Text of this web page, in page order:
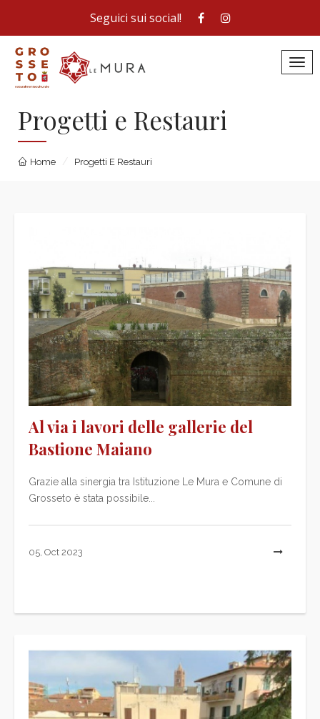
Seguici sui social!
Progetti e Restauri
Home Progetti E Restauri
Al via i lavori delle gallerie del
Bastione Maiano
Grazie alla sinergia tra Istituzione Le Mura e Comune di
Grosseto è stata possibile...
05, Oct 2023